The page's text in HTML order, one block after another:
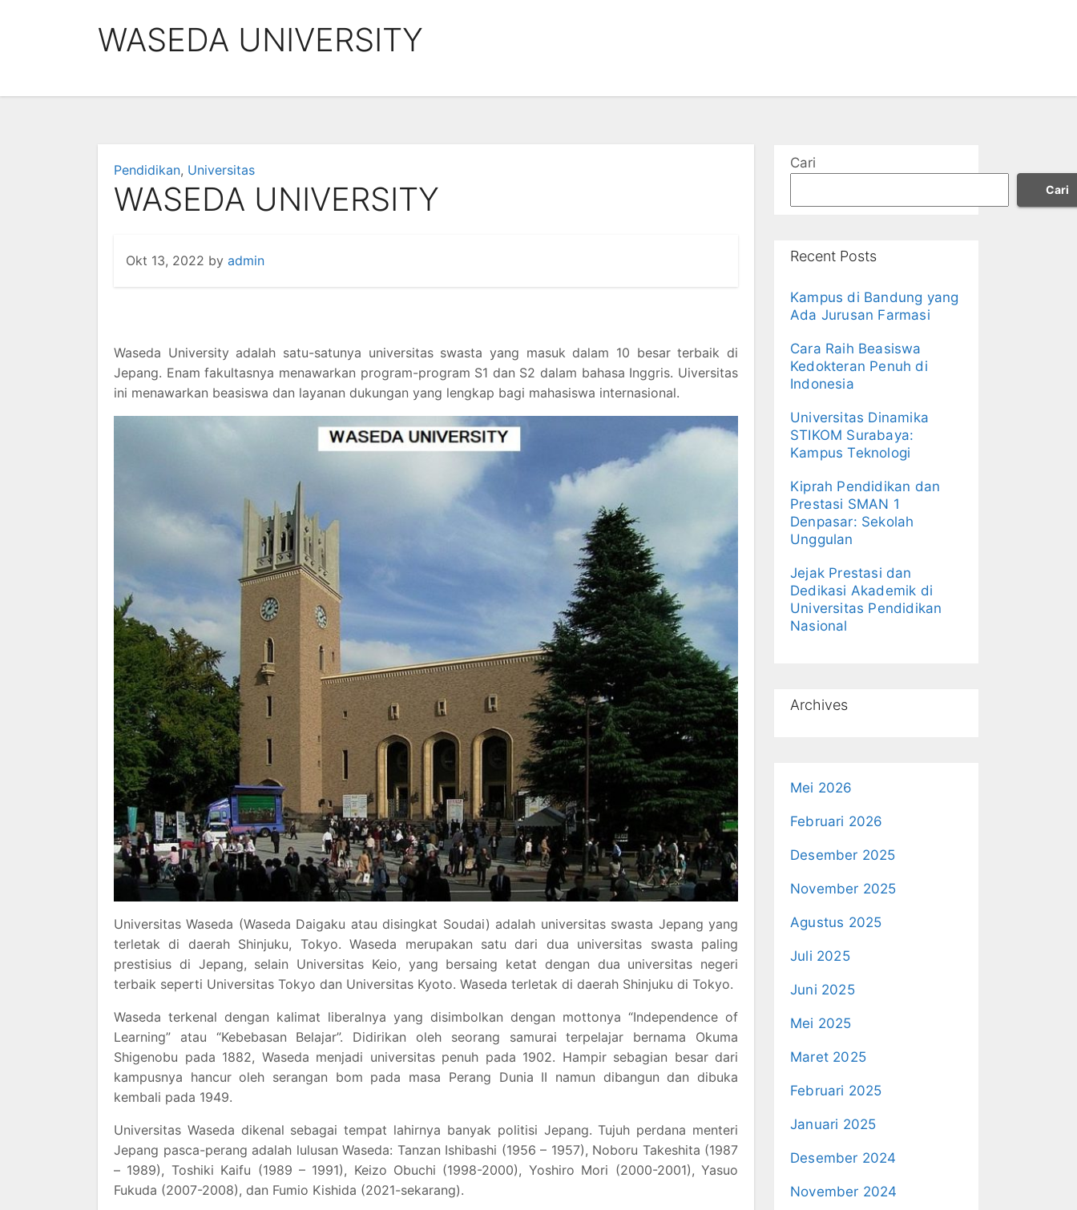
WASEDA UNIVERSITY
Pendidikan, Universitas
WASEDA UNIVERSITY
Okt 13, 2022 by admin
Waseda University adalah satu-satunya universitas swasta yang masuk dalam 10 besar terbaik di
Jepang. Enam fakultasnya menawarkan program-program S1 dan S2 dalam bahasa Inggris. Uiversitas
ini menawarkan beasiswa dan layanan dukungan yang lengkap bagi mahasiswa internasional.
Universitas Waseda (Waseda Daigaku atau disingkat Soudai) adalah universitas swasta Jepang yang
terletak di daerah Shinjuku, Tokyo. Waseda merupakan satu dari dua universitas swasta paling
prestisius di Jepang, selain Universitas Keio, yang bersaing ketat dengan dua universitas negeri
terbaik seperti Universitas Tokyo dan Universitas Kyoto. Waseda terletak di daerah Shinjuku di Tokyo.
Waseda terkenal dengan kalimat liberalnya yang disimbolkan dengan mottonya “Independence of
Learning” atau “Kebebasan Belajar”. Didirikan oleh seorang samurai terpelajar bernama Okuma
Shigenobu pada 1882, Waseda menjadi universitas penuh pada 1902. Hampir sebagian besar dari
kampusnya hancur oleh serangan bom pada masa Perang Dunia II namun dibangun dan dibuka
kembali pada 1949.
Universitas Waseda dikenal sebagai tempat lahirnya banyak politisi Jepang. Tujuh perdana menteri
Jepang pasca-perang adalah lulusan Waseda: Tanzan Ishibashi (1956 – 1957), Noboru Takeshita (1987
– 1989), Toshiki Kaifu (1989 – 1991), Keizo Obuchi (1998-2000), Yoshiro Mori (2000-2001), Yasuo
Fukuda (2007-2008), dan Fumio Kishida (2021-sekarang).
Cari
Cari
Recent Posts
Kampus di Bandung yang
Ada Jurusan Farmasi
Cara Raih Beasiswa
Kedokteran Penuh di
Indonesia
Universitas Dinamika
STIKOM Surabaya:
Kampus Teknologi
Kiprah Pendidikan dan
Prestasi SMAN 1
Denpasar: Sekolah
Unggulan
Jejak Prestasi dan
Dedikasi Akademik di
Universitas Pendidikan
Nasional
Archives
Mei 2026
Februari 2026
Desember 2025
November 2025
Agustus 2025
Juli 2025
Juni 2025
Mei 2025
Maret 2025
Februari 2025
Januari 2025
Desember 2024
November 2024